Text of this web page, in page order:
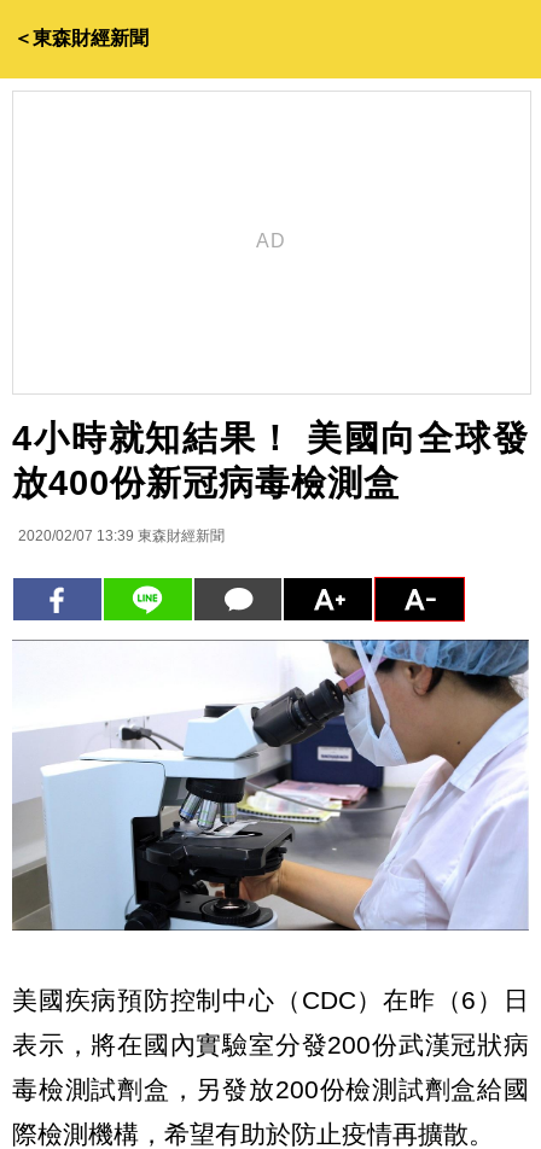
＜東森財經新聞
4小時就知結果！ 美國向全球發
放400份新冠病毒檢測盒
2020/02/07 13:39 東森財經新聞
美國疾病預防控制中心（CDC）在昨（6）日
表示，將在國內實驗室分發200份武漢冠狀病
毒檢測試劑盒，另發放200份檢測試劑盒給國
際檢測機構，希望有助於防止疫情再擴散。